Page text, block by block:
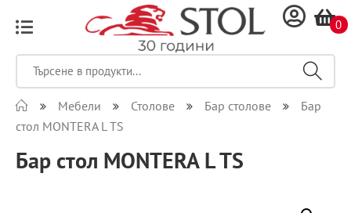
0
Мебели Столове Бар столове
Бар
стол MONTERA L TS
Бар стол MONTERA L TS